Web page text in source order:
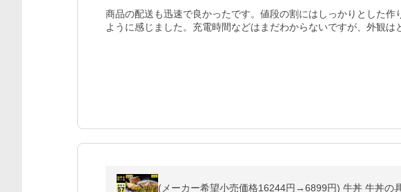
商品の配送も迅速で良かったです。値段の割にはしっかりとした
ように感じました。充電時間などはまだわからないですが、外観は